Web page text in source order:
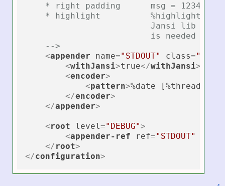
* right padding      msg = 12345
* highlight          %highlight(%-
Jansi lib and
is needed if
    -->
<appender name="STDOUT" class=
<withJansi>true</withJansi>
<encoder>
<pattern>%date [%thread]
</encoder>
</appender>
<root level="DEBUG">
<appender-ref ref="STDOUT"
</root>
</configuration>